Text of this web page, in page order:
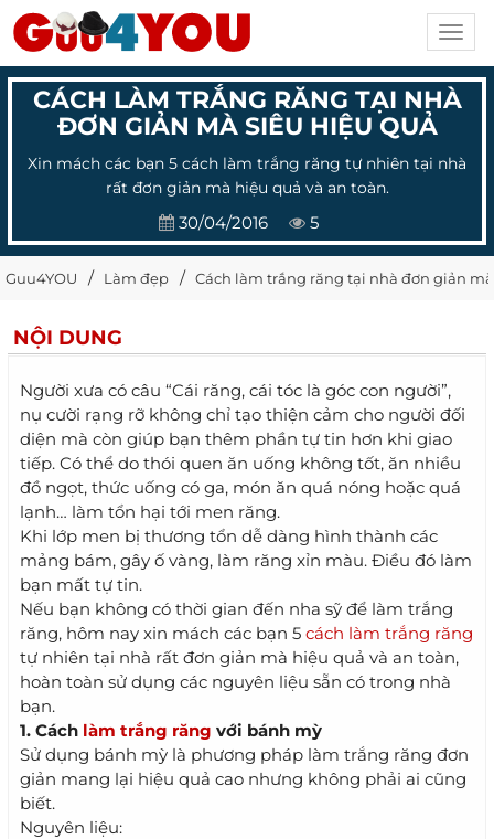
CÁCH LÀM TRẮNG RĂNG TẠI NHÀ
ĐƠN GIẢN MÀ SIÊU HIỆU QUẢ
Xin mách các bạn 5 cách làm trắng răng tự nhiên tại nhà
rất đơn giản mà hiệu quả và an toàn.
30/04/2016 5
Guu4YOU Làm đẹp Cách làm trắng răng tại nhà đơn giản
NỘI DUNG
Người xưa có câu “Cái răng, cái tóc là góc con người”,
nụ cười rạng rỡ không chỉ tạo thiện cảm cho người đối
diện mà còn giúp bạn thêm phần tự tin hơn khi giao
tiếp. Có thể do thói quen ăn uống không tốt, ăn nhiều
đồ ngọt, thức uống có ga, món ăn quá nóng hoặc quá
lạnh… làm tổn hại tới men răng.
Khi lớp men bị thương tổn dễ dàng hình thành các
mảng bám, gây ố vàng, làm răng xỉn màu. Điều đó làm
bạn mất tự tin.
Nếu bạn không có thời gian đến nha sỹ để làm trắng
răng, hôm nay xin mách các bạn 5 cách làm trắng răng
tự nhiên tại nhà rất đơn giản mà hiệu quả và an toàn,
hoàn toàn sử dụng các nguyên liệu sẵn có trong nhà
bạn.
1. Cách làm trắng răng với bánh mỳ
Sử dụng bánh mỳ là phương pháp làm trắng răng đơn
giản mang lại hiệu quả cao nhưng không phải ai cũng
biết.
Nguyên liệu: